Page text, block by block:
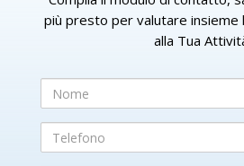
più presto per valutare insieme
alla Tua
Nome
Telefono